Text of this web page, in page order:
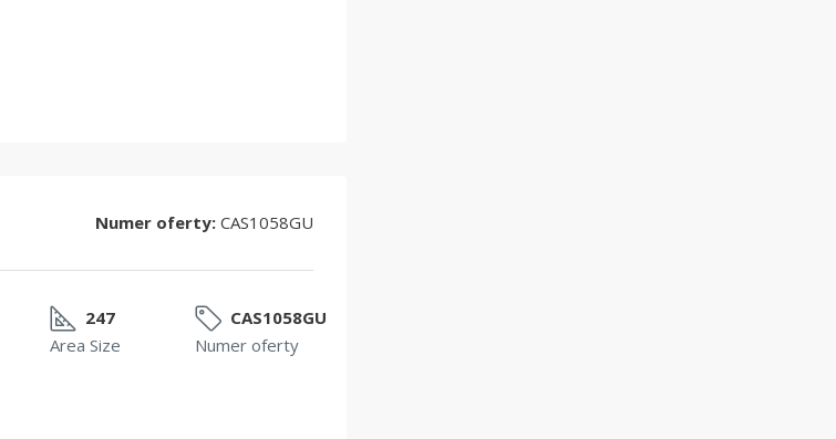
Numer oferty: CAS1058GU
247
Area Size
CAS1058GU
Numer oferty